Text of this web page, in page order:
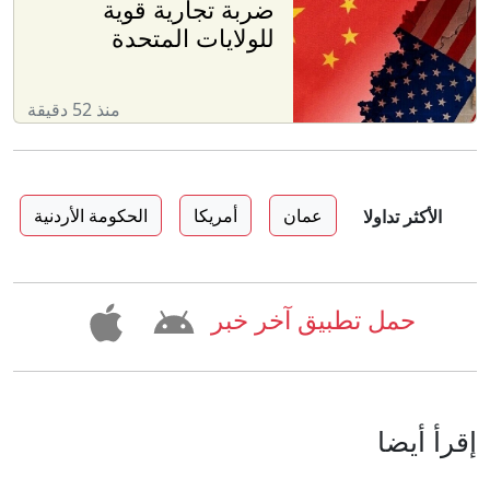
ضربة تجارية قوية
للولايات المتحدة
منذ 52 دقيقة
الأكثر تداولا عمان أمريكا الحكومة الأردنية
حمل تطبيق آخر خبر
إقرأ أيضا